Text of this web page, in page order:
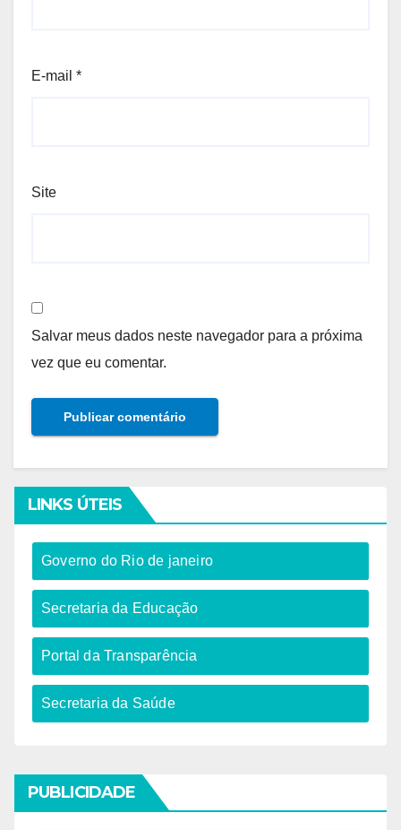
E-mail *
Site
Salvar meus dados neste navegador para a próxima
vez que eu comentar.
LINKS ÚTEIS
Governo do Rio de janeiro​
Secretaria da Educação​
Portal da Transparência
Secretaria da Saúde
PUBLICIDADE